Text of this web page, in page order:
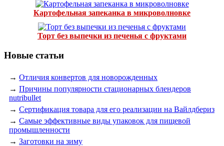
Картофельная запеканка в микроволновке
Торт без выпечки из печенья с фруктами
Новые статьи
→ Отличия конвертов для новорожденных
→ Причины популярности стационарных блендеров
nutribullet
→ Сертификация товара для его реализации на Вайлдбериз
→ Самые эффективные виды упаковок для пищевой
промышленности
→ Заготовки на зиму